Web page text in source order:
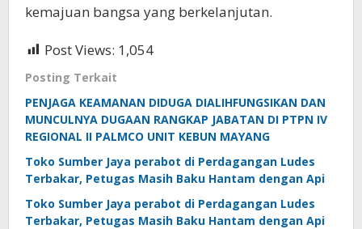
kemajuan bangsa yang berkelanjutan.
Post Views: 1,054
Posting Terkait
PENJAGA KEAMANAN DIDUGA DIALIHFUNGSIKAN DAN
MUNCULNYA DUGAAN RANGKAP JABATAN DI PTPN IV
REGIONAL II PALMCO UNIT KEBUN MAYANG
Toko Sumber Jaya perabot di Perdagangan Ludes
Terbakar, Petugas Masih Baku Hantam dengan Api
Toko Sumber Jaya perabot di Perdagangan Ludes
Terbakar, Petugas Masih Baku Hantam dengan Api